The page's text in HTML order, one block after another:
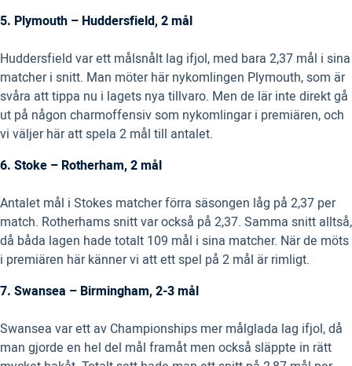
5. Plymouth – Huddersfield, 2 mål
Huddersfield var ett målsnålt lag ifjol, med bara 2,37 mål i sina
matcher i snitt. Man möter här nykomlingen Plymouth, som är
svåra att tippa nu i lagets nya tillvaro. Men de lär inte direkt gå
ut på någon charmoffensiv som nykomlingar i premiären, och
vi väljer här att spela 2 mål till antalet.
6. Stoke – Rotherham, 2 mål
Antalet mål i Stokes matcher förra säsongen låg på 2,37 per
match. Rotherhams snitt var också på 2,37. Samma snitt alltså,
då båda lagen hade totalt 109 mål i sina matcher. När de möts
i premiären här känner vi att ett spel på 2 mål är rimligt.
7. Swansea – Birmingham, 2-3 mål
Swansea var ett av Championships mer målglada lag ifjol, då
man gjorde en hel del mål framåt men också släppte in rätt